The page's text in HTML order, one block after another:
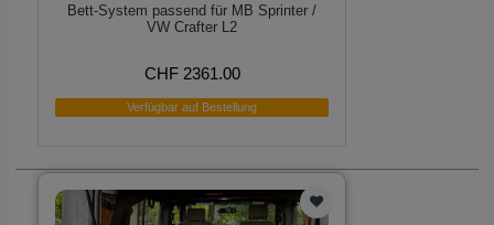
Bett-System passend für MB Sprinter /
VW Crafter L2
CHF 2361.00
Verfügbar auf Bestellung